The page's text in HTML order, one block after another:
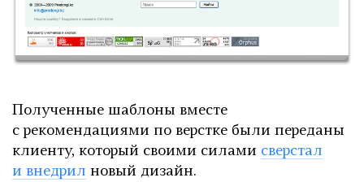
Полученные шаблоны вместе
с рекомендациями по верстке были переданы
клиенту, который своими силами сверстал
и внедрил новый дизайн.